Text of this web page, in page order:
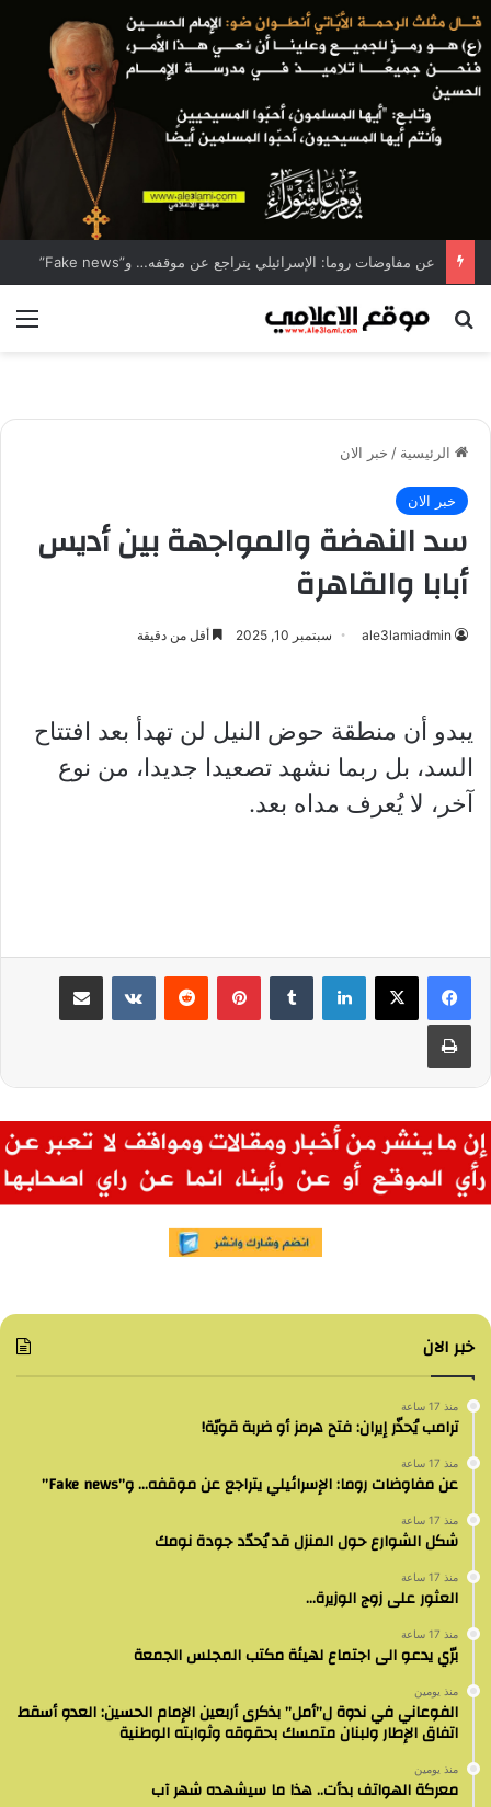
عن مفاوضات روما: الإسرائيلي يتراجع عن موقفه… و”Fake news”
بحث عن
الرئيسية / خبر الان
خبر الان
سد النهضة والمواجهة بين أديس
أبابا والقاهرة
ale3lamiadmin سبتمبر 10, 2025 أقل من دقيقة
يبدو أن منطقة حوض النيل لن تهدأ بعد افتتاح
السد، بل ربما نشهد تصعيدا جديدا، من نوع
آخر، لا يُعرف مداه بعد.
لينكدإن بينتيريست مشاركة عبر البريد
طباعة
خبر الان
منذ 17 ساعة
ترامب يُحذّر إيران: فتح هرمز أو ضربة قويّة!
منذ 17 ساعة
عن مفاوضات روما: الإسرائيلي يتراجع عن موقفه… و”Fake news”
منذ 17 ساعة
شكل الشوارع حول المنزل قد يُحدّد جودة نومك
منذ 17 ساعة
العثور على زوج الوزيرة…
منذ 17 ساعة
برّي يدعو الى اجتماع لهيئة مكتب المجلس الجمعة
منذ يومين
الفوعاني في ندوة ل”أمل” بذكرى أربعين الإمام الحسين: العدو أسقط
اتفاق الإطار ولبنان متمسك بحقوقه وثوابته الوطنية
منذ يومين
معركة الهواتف بدأت.. هذا ما سيشهده شهر آب